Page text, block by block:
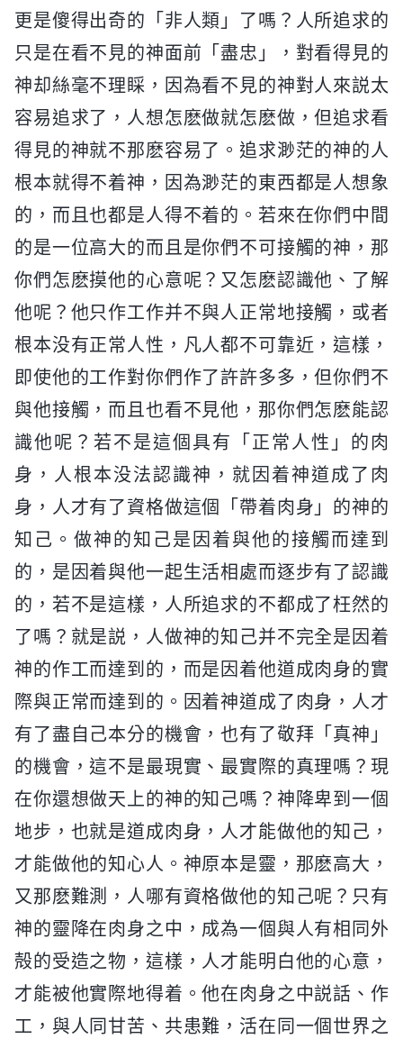
更是傻得出奇的「非人類」了嗎？人所追求的
只是在看不見的神面前「盡忠」，對看得見的
神却絲毫不理睬，因為看不見的神對人來説太
容易追求了，人想怎麽做就怎麽做，但追求看
得見的神就不那麽容易了。追求渺茫的神的人
根本就得不着神，因為渺茫的東西都是人想象
的，而且也都是人得不着的。若來在你們中間
的是一位高大的而且是你們不可接觸的神，那
你們怎麽摸他的心意呢？又怎麽認識他、了解
他呢？他只作工作并不與人正常地接觸，或者
根本没有正常人性，凡人都不可靠近，這樣，
即使他的工作對你們作了許許多多，但你們不
與他接觸，而且也看不見他，那你們怎麽能認
識他呢？若不是這個具有「正常人性」的肉
身，人根本没法認識神，就因着神道成了肉
身，人才有了資格做這個「帶着肉身」的神的
知己。做神的知己是因着與他的接觸而達到
的，是因着與他一起生活相處而逐步有了認識
的，若不是這樣，人所追求的不都成了枉然的
了嗎？就是説，人做神的知己并不完全是因着
神的作工而達到的，而是因着他道成肉身的實
際與正常而達到的。因着神道成了肉身，人才
有了盡自己本分的機會，也有了敬拜「真神」
的機會，這不是最現實、最實際的真理嗎？現
在你還想做天上的神的知己嗎？神降卑到一個
地步，也就是道成肉身，人才能做他的知己，
才能做他的知心人。神原本是靈，那麽高大，
又那麽難測，人哪有資格做他的知己呢？只有
神的靈降在肉身之中，成為一個與人有相同外
殻的受造之物，這樣，人才能明白他的心意，
才能被他實際地得着。他在肉身之中説話、作
工，與人同甘苦、共患難，活在同一個世界之